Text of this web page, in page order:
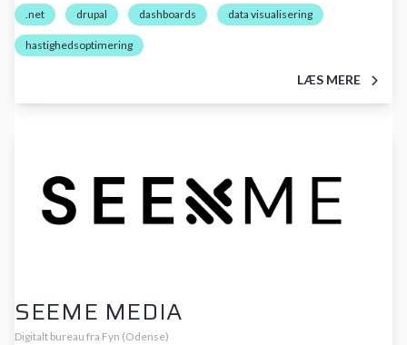
.net drupal dashboards data visualisering
hastighedsoptimering
LÆS MERE
SEEME MEDIA
Digitalt bureau fra Fyn (Odense)